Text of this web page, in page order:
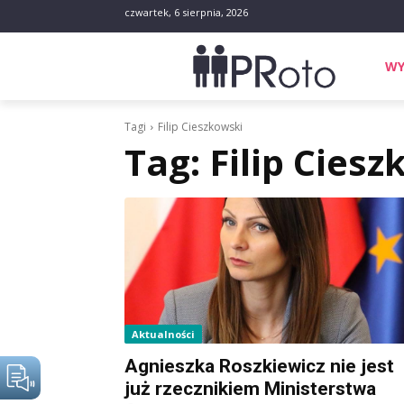
czwartek, 6 sierpnia, 2026
Tagi Filip Cieszkowski
Tag: Filip
Aktualności
Agnieszka Roszkiewicz nie jest
już rzecznikiem Ministerstwa